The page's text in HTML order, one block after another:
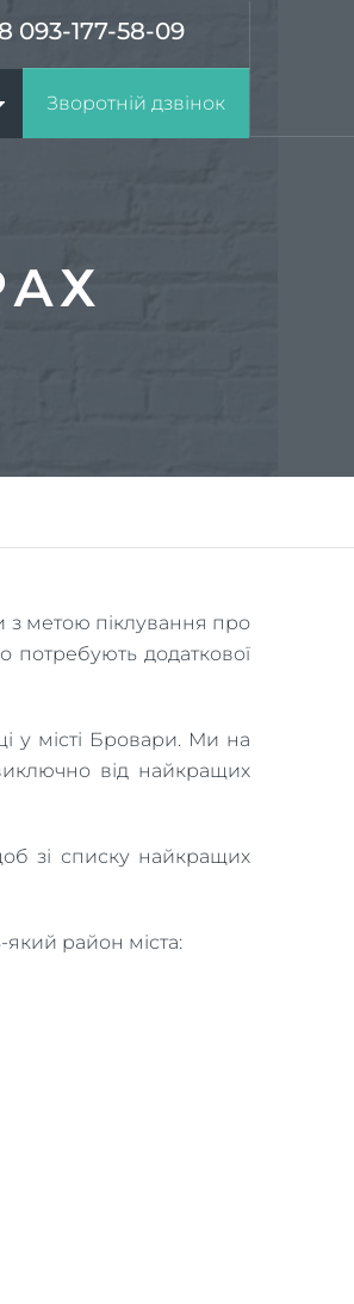
Зворотній дзвінок
093-177-58-09
з метою піклування про
потребують додаткової
у місті Бровари. Ми на
від найкращих
зі списку найкращих
який район міста: